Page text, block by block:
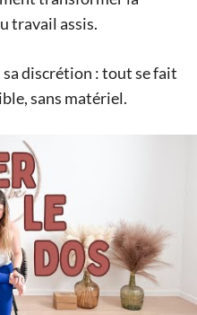
travail assis.
sa discrétion : tout se fait
sans matériel.